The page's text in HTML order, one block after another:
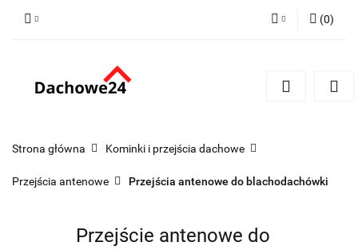
Zarejestruj się
(0)
Strona główna Kominki i przejścia dachowe
Przejścia antenowe Przejścia antenowe do blachodachówki
Przejście antenowe do